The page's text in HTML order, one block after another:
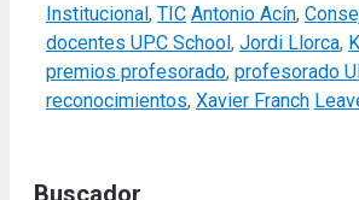
Categories
Institucional , TIC Tags
Antonio Acín,
docentes UPC School , Jordi Llorca,
premios profesorado, profesorado
reconocimientos, Xavier Franch